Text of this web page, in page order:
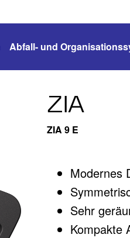
Abfall- und
ZIA
ZIA 9 E
Modernes
Sehr
Kompakte